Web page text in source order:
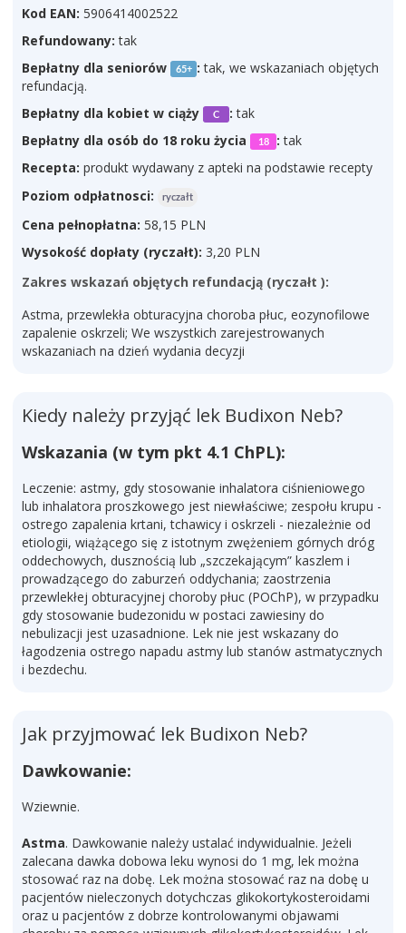
Kod EAN: 5906414002522
Refundowany: tak
Bepłatny dla seniorów
65+ : tak, we wskazaniach objętych
refundacją.
Bepłatny dla kobiet w ciąży
C : tak
Bepłatny dla osób do 18 roku życia
18 : tak
Recepta: produkt wydawany z apteki na podstawie recepty
Poziom odpłatnosci:
ryczałt
Cena pełnopłatna: 58,15 PLN
Wysokość dopłaty (ryczałt): 3,20 PLN
Zakres wskazań objętych refundacją (ryczałt ):
Astma, przewlekła obturacyjna choroba płuc, eozynofilowe
zapalenie oskrzeli; We wszystkich zarejestrowanych
wskazaniach na dzień wydania decyzji
Kiedy należy przyjąć lek Budixon Neb?
Wskazania (w tym pkt 4.1 ChPL):
Leczenie: astmy, gdy stosowanie inhalatora ciśnieniowego
lub inhalatora proszkowego jest niewłaściwe; zespołu krupu -
ostrego zapalenia krtani, tchawicy i oskrzeli - niezależnie od
etiologii, wiążącego się z istotnym zwężeniem górnych dróg
oddechowych, dusznością lub „szczekającym” kaszlem i
prowadzącego do zaburzeń oddychania; zaostrzenia
przewlekłej obturacyjnej choroby płuc (POChP), w przypadku
gdy stosowanie budezonidu w postaci zawiesiny do
nebulizacji jest uzasadnione. Lek nie jest wskazany do
łagodzenia ostrego napadu astmy lub stanów astmatycznych
i bezdechu.
Jak przyjmować lek Budixon Neb?
Dawkowanie:
Wziewnie.
Astma. Dawkowanie należy ustalać indywidualnie. Jeżeli
zalecana dawka dobowa leku wynosi do 1 mg, lek można
stosować raz na dobę. Lek można stosować raz na dobę u
pacjentów nieleczonych dotychczas glikokortykosteroidami
oraz u pacjentów z dobrze kontrolowanymi objawami